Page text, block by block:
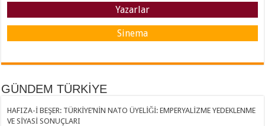
Yazarlar
Sinema
GÜNDEM TÜRKİYE
HAFIZA-İ BEŞER: TÜRKİYE’NİN NATO ÜYELİĞİ: EMPERYALİZME YEDEKLENME
VE SİYASİ SONUÇLARI